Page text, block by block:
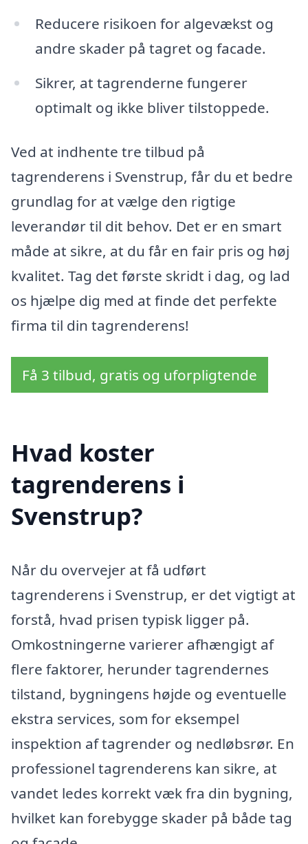
Reducere risikoen for algevækst og
andre skader på tagret og facade.
Sikrer, at tagrenderne fungerer
optimalt og ikke bliver tilstoppede.
Ved at indhente tre tilbud på
tagrenderens i Svenstrup, får du et bedre
grundlag for at vælge den rigtige
leverandør til dit behov. Det er en smart
måde at sikre, at du får en fair pris og høj
kvalitet. Tag det første skridt i dag, og lad
os hjælpe dig med at finde det perfekte
firma til din tagrenderens!
Få 3 tilbud, gratis og uforpligtende
Hvad koster
tagrenderens i
Svenstrup?
Når du overvejer at få udført
tagrenderens i Svenstrup, er det vigtigt at
forstå, hvad prisen typisk ligger på.
Omkostningerne varierer afhængigt af
flere faktorer, herunder tagrendernes
tilstand, bygningens højde og eventuelle
ekstra services, som for eksempel
inspektion af tagrender og nedløbsrør. En
professionel tagrenderens kan sikre, at
vandet ledes korrekt væk fra din bygning,
hvilket kan forebygge skader på både tag